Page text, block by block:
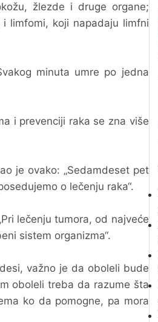
žlezde i druge organe;
limfomi, koji napadaju limfni
minuta umre po jedna
i prevenciji raka se zna više
je ovako: „Sedamdeset pet
o lečenju raka“.
lečenju tumora, od najveće
sistem organizma“.
važno je da oboleli bude
oboleli treba da razume šta
ko da pomogne, pa mora